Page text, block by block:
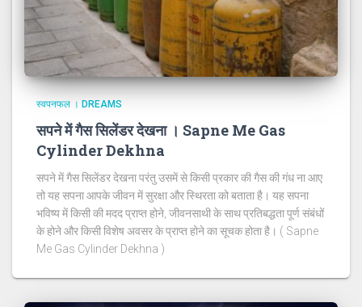
स्वपनफल । DREAMS
सपने में गैस सिलेंडर देखना । Sapne Me Gas
Cylinder Dekhna
सपने में गैस सिलेंडर देखना परंतु उसमें से किसी प्रकार की गैस की गंध ना आए
तो यह सपना आपके जीवन में सुरक्षा और स्थिरता को बताता है। यह सपना
भविष्य में किसी की मदद प्राप्त होने, जीवनसाथी के साथ प्रतिबद्धता पूर्ण संबंधों
के होने और किसी विशेष अवसर के प्राप्त होने का सूचक होता है। ( Sapne
Me Gas Cylinder Dekhna )